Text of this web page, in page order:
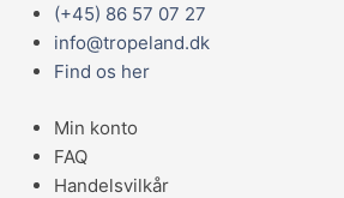
indholdet
(+45) 86 57 07 27
info@tropeland.dk
Find os her
Min konto
FAQ
Handelsvilkår
Main
Menu